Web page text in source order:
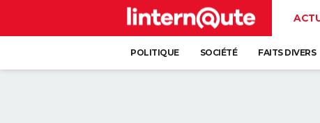
POLITIQUE SOCIÉTÉ FAITS DIVERS